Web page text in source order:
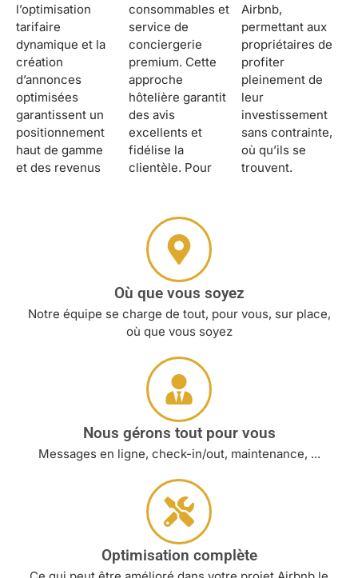
l’optimisation
tarifaire
dynamique et la
création
d’annonces
optimisées
garantissent un
positionnement
haut de gamme
et des revenus
consommables et
service de
conciergerie
premium. Cette
approche
hôtelière garantit
des avis
excellents et
fidélise la
clientèle. Pour
Airbnb,
permettant aux
propriétaires de
profiter
pleinement de
leur
investissement
sans contrainte,
où qu’ils se
trouvent.
Où que vous soyez
Notre équipe se charge de tout, pour vous, sur place,
où que vous soyez
Nous gérons tout pour vous
Messages en ligne, check-in/out, maintenance, ...
Optimisation complète